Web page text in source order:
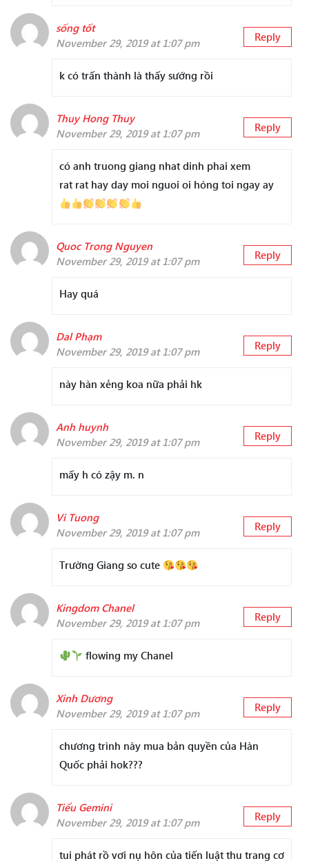
sống tốt
November 29, 2019 at 1:07 pm
Reply
k có trấn thành là thấy sướng rồi
Thuy Hong Thuy
November 29, 2019 at 1:07 pm
Reply
có anh truong giang nhat dinh phai xem
rat rat hay day moi nguoi oi hóng toi ngay ay
Quoc Trong Nguyen
November 29, 2019 at 1:07 pm
Reply
Hay quá
Dal Phạm
November 29, 2019 at 1:07 pm
Reply
này hàn xẻng koa nữa phải hk
Anh huynh
November 29, 2019 at 1:07 pm
Reply
mấy h có zậy m. n
Vi Tuong
November 29, 2019 at 1:07 pm
Reply
Trường Giang so cute
Kingdom Chanel
November 29, 2019 at 1:07 pm
Reply
flowing my Chanel
Xinh Dương
November 29, 2019 at 1:07 pm
Reply
chương trình này mua bản quyền của Hàn
Quốc phải hok???
Tiểu Gemini
November 29, 2019 at 1:07 pm
Reply
tui phát rồ vơi nụ hôn của tiến luật thu trang cơ